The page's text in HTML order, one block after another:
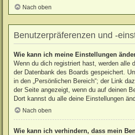
Nach oben
Benutzerpräferenzen und -
Wie kann ich meine Einstellungen
Wenn du dich registriert hast, werden alle
der Datenbank des Boards gespeichert.
in den „Persönlichen Bereich“; der Link
der Seite angezeigt, wenn du auf deinen
Dort kannst du alle deine Einstellungen
Nach oben
Wie kann ich verhindern, dass mein